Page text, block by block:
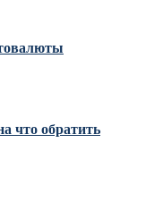
что обратить